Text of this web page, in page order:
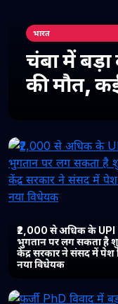
भारत
चंबा में बड़ा
की मौत,
₹2,000 से अधिक के UPI
भुगतान पर लग सकता है
केंद्र सरकार ने संसद में पेश
नया विधेयक